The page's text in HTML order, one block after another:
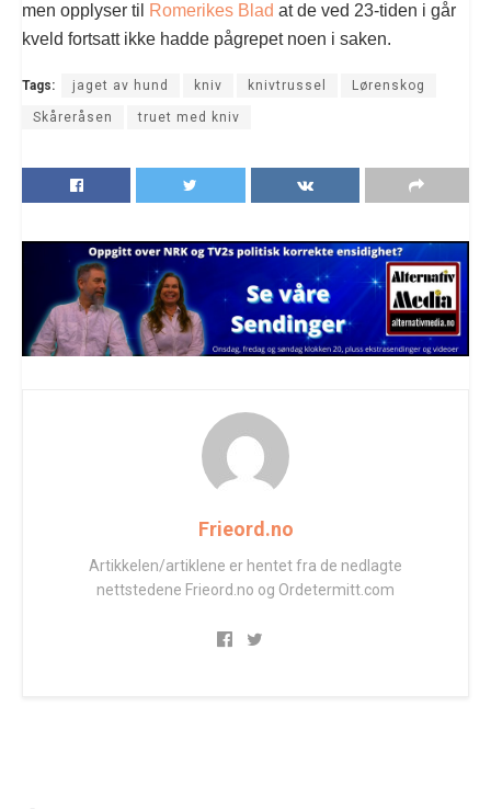
men opplyser til
Romerikes Blad at de ved 23-tiden i går
kveld fortsatt ikke hadde pågrepet noen i saken.
Tags: jaget av hund kniv knivtrussel Lørenskog
Skåreråsen truet med kniv
Frieord.no
Artikkelen/artiklene er hentet fra de nedlagte
nettstedene Frieord.no og Ordetermitt.com